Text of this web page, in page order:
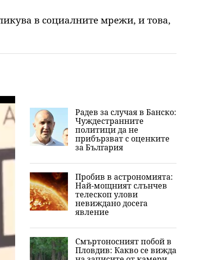
в социалните мрежи, и това,
Радев за случая в Банско:
Чуждестранните
политици да не
прибързват с оценките
за България
Пробив в астрономията:
Най-мощният слънчев
телескоп улови
невиждано досега
явление
Смъртоносният побой в
Пловдив: Какво се вижда